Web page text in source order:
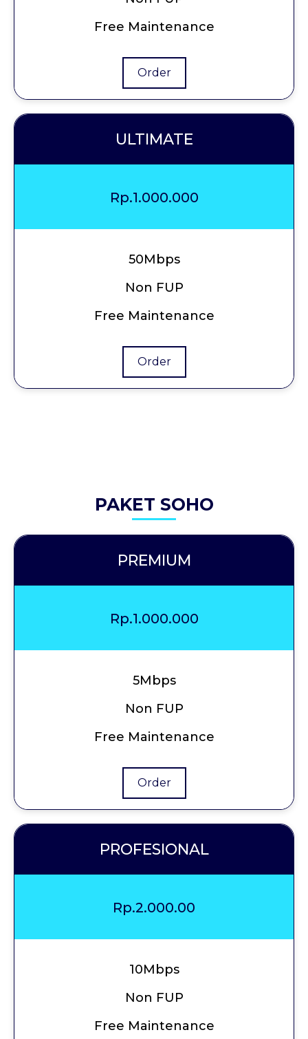
Free Maintenance
Order
ULTIMATE
Rp.1.000.000
50Mbps
Non FUP
Free Maintenance
Order
PAKET SOHO
PREMIUM
Rp.1.000.000
5Mbps
Non FUP
Free Maintenance
Order
PROFESIONAL
Rp.2.000.00
10Mbps
Non FUP
Free Maintenance